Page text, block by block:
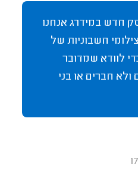
חדש במידרג אנחנו
חשבוניות של
לוודא שמדובר
ולא חברים או בני